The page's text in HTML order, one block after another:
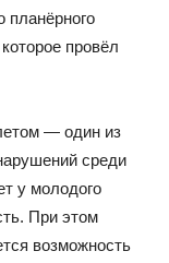
планёрного
провёл
— один из
среди
у молодого
При этом
возможность